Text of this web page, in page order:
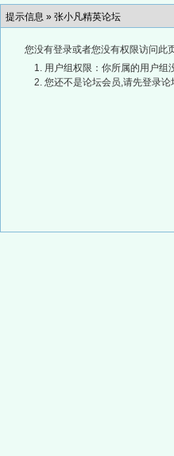
提示信息 » 张小凡精英论坛
您没有登录或者您没有权限访问此
用户组权限：你所属的用户组
您还不是论坛会员,请先登录论